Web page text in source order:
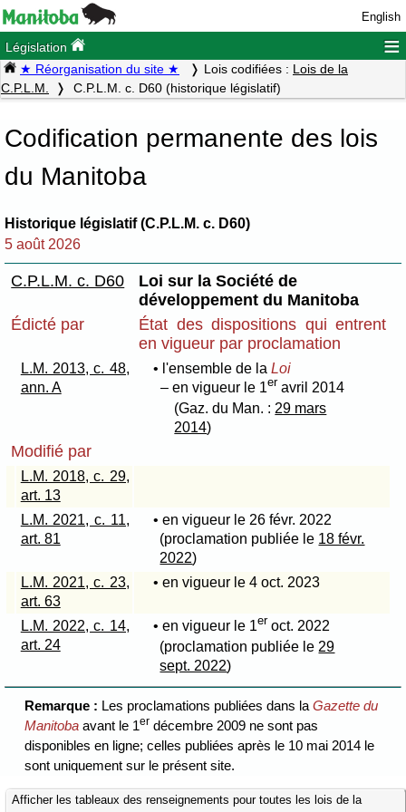
English
Législation ≡
★ Réorganisation du site ★ Lois codifiées : Lois de la
C.P.L.M.
C.P.L.M. c. D60 (historique législatif)
Codification permanente des lois
du Manitoba
Historique législatif (C.P.L.M. c. D60)
5 août 2026
C.P.L.M. c. D60
Loi sur la Société de
développement du Manitoba
Édicté par
État des dispositions qui entrent
en vigueur par proclamation
L.M. 2013, c. 48,
ann. A
• l'ensemble de la Loi
– en vigueur le 1er avril 2014
(Gaz. du Man. : 29 mars
2014)
Modifié par
L.M. 2018, c. 29,
art. 13
L.M. 2021, c. 11,
art. 81
• en vigueur le 26 févr. 2022
(proclamation publiée le 18 févr.
2022)
L.M. 2021, c. 23,
art. 63
• en vigueur le 4 oct. 2023
L.M. 2022, c. 14,
art. 24
• en vigueur le 1er oct. 2022
(proclamation publiée le 29
sept. 2022)
Remarque : Les proclamations publiées dans laGazette du
Manitoba avant le 1er décembre 2009 ne sont pas
disponibles en ligne; celles publiées après le 10 mai 2014 le
sont uniquement sur le présent site.
Afficher les tableaux des renseignements pour toutes les lois de la